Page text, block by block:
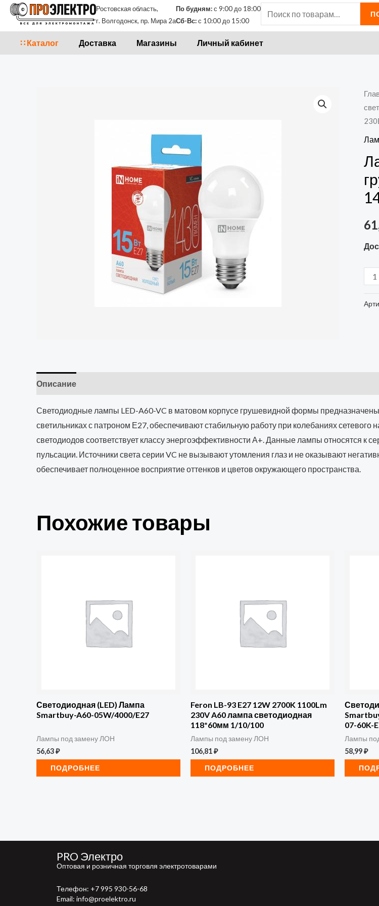
Перейти
Ростовская область,
г. Волгодонск, пр. Мира 2а
По будням:с 9:00 до 18:00
Сб-Вс:с 10:00 до 15:00
Искать:
∷ Каталог Доставка Магазины Личный кабинет
VC
15Вт
E27
230В
Описание
Светодиодные лампы LED-A60-VC в матовом корпусе грушевидной формы
светильниках с патроном Е27, обеспечивают стабильную работу при колебаниях
светодиодов соответствует классу энергоэффективности А+. Данные лампы относятся к
пульсации. Источники света серии VC не вызывают утомления глаз и не оказывают
обеспечивает полноценное восприятие оттенков и цветов окружающего пространства.
Похожие товары
Светодиодная (LED) Лампа
Smartbuy-A60-05W/4000/E27
Лампы под замену ЛОН
56,63₽
ПОДРОБНЕЕ
Feron LB-93 E27 12W 2700K 1100Lm
230V A60 лампа светодиодная
118*60мм 1/10/100
Лампы под замену ЛОН
106,81₽
ПОДРОБНЕЕ
07-60K-
Лампы
58,99₽
PRO Электро
Оптовая и розничная торговля электротоварами
Телефон: +7 995 930-56-68
Email: info@proelektro.ru